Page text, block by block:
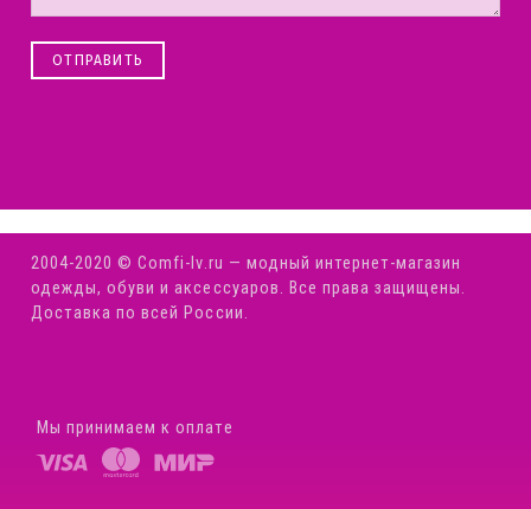
ОТПРАВИТЬ
2004-2020 © Comfi-Iv.ru — модный интернет-магазин
одежды, обуви и аксессуаров. Все права защищены.
Доставка по всей России.
Мы принимаем к оплате